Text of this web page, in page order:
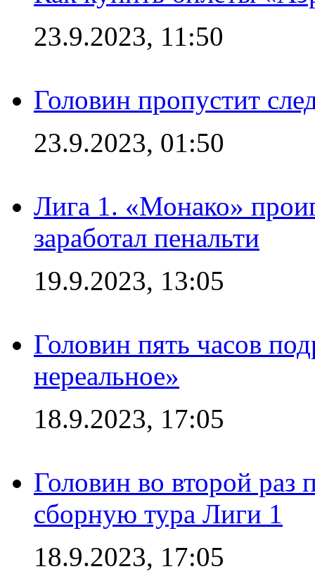
23.9.2023, 11:50
Головин пропустит
23.9.2023, 01:50
Лига 1. «Монако»
заработал пенальти
19.9.2023, 13:05
Головин пять часов
нереальное»
18.9.2023, 17:05
Головин во второй раз
сборную тура Лиги 1
18.9.2023, 17:05